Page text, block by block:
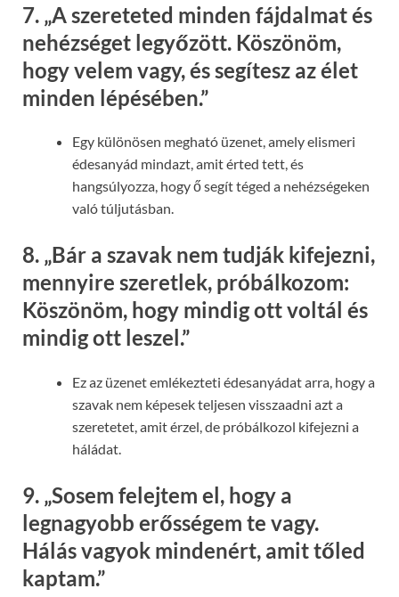
7. „A szereteted minden fájdalmat és
nehézséget legyőzött. Köszönöm,
hogy velem vagy, és segítesz az élet
minden lépésében.”
Egy különösen megható üzenet, amely elismeri
édesanyád mindazt, amit érted tett, és
hangsúlyozza, hogy ő segít téged a nehézségeken
való túljutásban.
8. „Bár a szavak nem tudják kifejezni,
mennyire szeretlek, próbálkozom:
Köszönöm, hogy mindig ott voltál és
mindig ott leszel.”
Ez az üzenet emlékezteti édesanyádat arra, hogy a
szavak nem képesek teljesen visszaadni azt a
szeretetet, amit érzel, de próbálkozol kifejezni a
háládat.
9. „Sosem felejtem el, hogy a
legnagyobb erősségem te vagy.
Hálás vagyok mindenért, amit tőled
kaptam.”